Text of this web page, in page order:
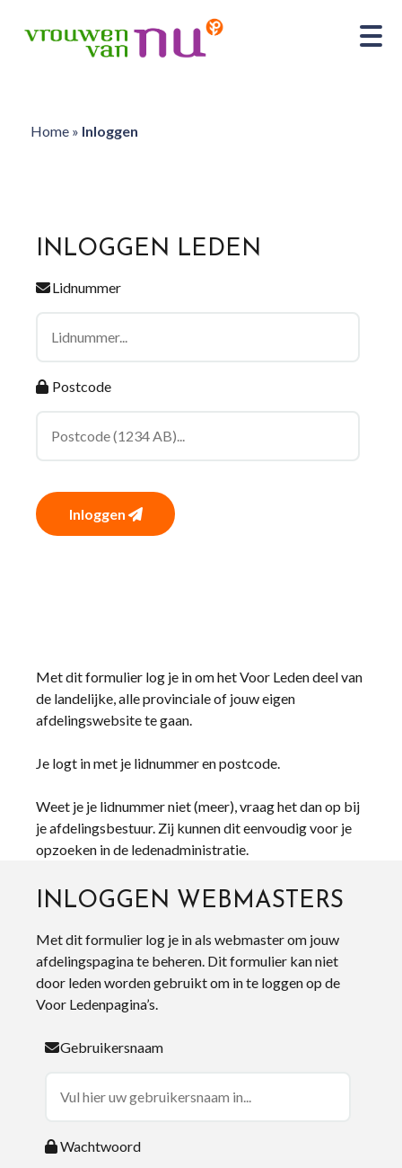
Home» Inloggen
INLOGGEN LEDEN
Lidnummer
Postcode
Inloggen
Met dit formulier log je in om het Voor Leden deel van
de landelijke, alle provinciale of jouw eigen
afdelingswebsite te gaan.
Je logt in met je lidnummer en postcode.
Weet je je lidnummer niet (meer), vraag het dan op bij
je afdelingsbestuur. Zij kunnen dit eenvoudig voor je
opzoeken in de ledenadministratie.
INLOGGEN WEBMASTERS
Met dit formulier log je in als webmaster om jouw
afdelingspagina te beheren. Dit formulier kan niet
door leden worden gebruikt om in te loggen op de
Voor Ledenpagina’s.
Gebruikersnaam
Wachtwoord